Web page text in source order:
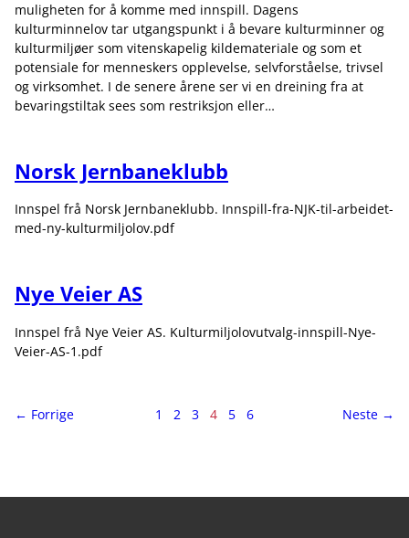
muligheten for å komme med innspill. Dagens
kulturminnelov tar utgangspunkt i å bevare kulturminner og
kulturmiljøer som vitenskapelig kildemateriale og som et
potensiale for menneskers opplevelse, selvforståelse, trivsel
og virksomhet. I de senere årene ser vi en dreining fra at
bevaringstiltak sees som restriksjon eller…
Norsk Jernbaneklubb
Innspel frå Norsk Jernbaneklubb. Innspill-fra-NJK-til-arbeidet-
med-ny-kulturmiljolov.pdf
Nye Veier AS
Innspel frå Nye Veier AS. Kulturmiljolovutvalg-innspill-Nye-
Veier-AS-1.pdf
← Forrigeside 1 2 3 4 5 6 Neste side
→